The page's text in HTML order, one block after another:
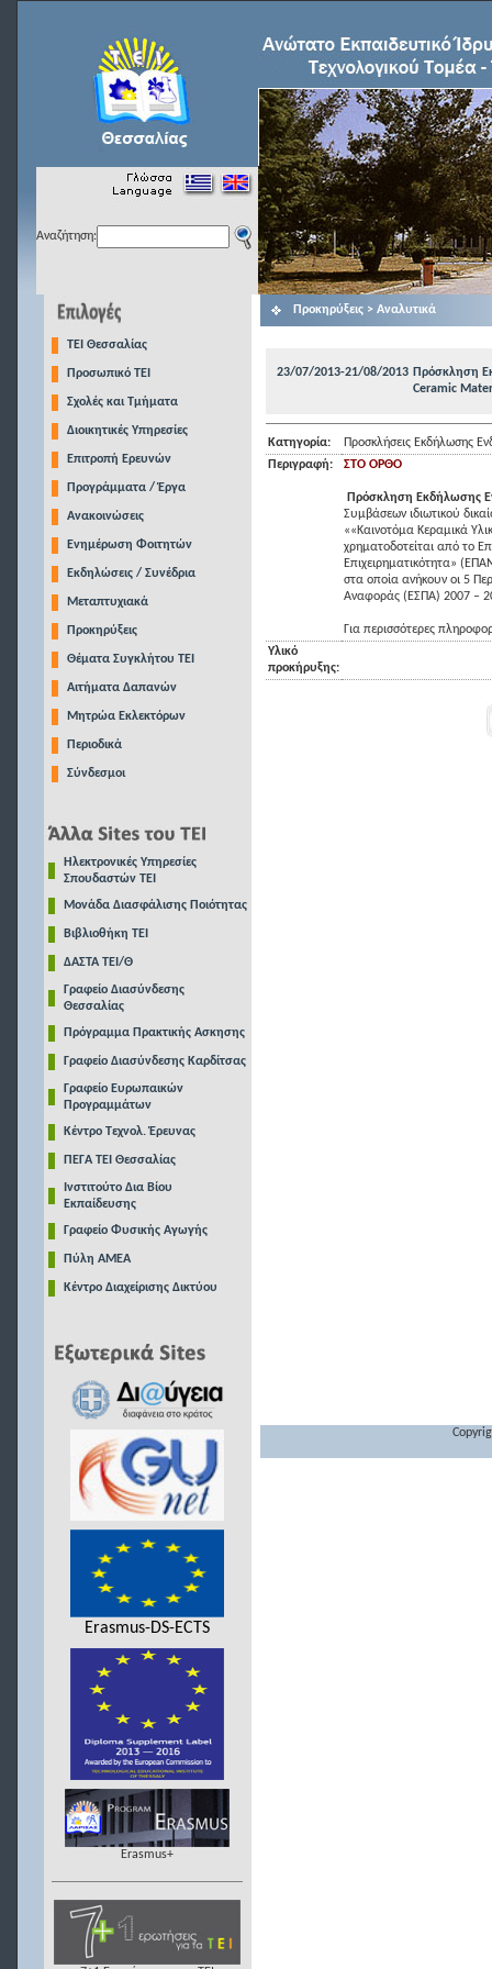
Αναζήτηση:
TEI Θεσσαλίας
Προσωπικό ΤΕΙ
Σχολές και Τμήματα
Διοικητικές Υπηρεσίες
Επιτροπή Ερευνών
Προγράμματα / Έργα
Ανακοινώσεις
Ενημέρωση Φοιτητών
Εκδηλώσεις / Συνέδρια
Μεταπτυχιακά
Προκηρύξεις
Θέματα Συγκλήτου ΤΕΙ
Αιτήματα Δαπανών
Μητρώα Εκλεκτόρων
Περιοδικά
Σύνδεσμοι
Ηλεκτρονικές Υπηρεσίες
Σπουδαστών ΤΕΙ
Μονάδα Διασφάλισης Ποιότητας
Βιβλιοθήκη ΤΕΙ
ΔΑΣΤΑ ΤΕΙ/Θ
Γραφείο Διασύνδεσης
Θεσσαλίας
Πρόγραμμα Πρακτικής Ασκησης
Γραφείο Διασύνδεσης Καρδίτσας
Γραφείο Ευρωπαικών
Προγραμμάτων
Κέντρο Τεχνολ. Έρευνας
ΠΕΓΑ ΤΕΙ Θεσσαλίας
Ινστιτούτο Δια Βίου
Εκπαίδευσης
Γραφείο Φυσικής Αγωγής
Πύλη ΑΜΕΑ
Κέντρο Διαχείρισης Δικτύου
Erasmus-DS-ECTS
Erasmus+
Προκηρύξεις > Αναλυτικά
23/07/2013-21/08/2013 Πρόσκληση
Ceramic
Κατηγορία:
Προσκλήσεις Εκδήλωσης
Περιγραφή:
ΣΤΟ ΟΡΘΟ
Πρόσκληση Εκδήλωσης
Συµβάσεων ιδιωτικού
««Καινοτόμα Κεραμικά
χρηματοδοτείται από το
Επιχειρηματικότητα»
στα οποία ανήκουν οι 5
Αναφοράς (ΕΣΠΑ) 2007 –
Για περισσότερες
Υλικό
προκήρυξης: